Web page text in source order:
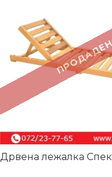
Дрвена лежалка